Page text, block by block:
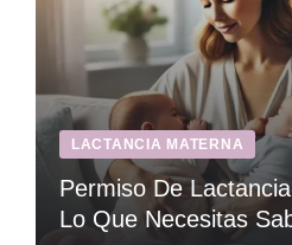
LACTANCIA MATERNA
Permiso De
Lo Que Necesitas